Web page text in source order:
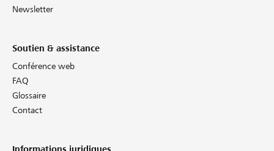
Newsletter
Soutien & assistance
Conférence web
FAQ
Glossaire
Contact
Informations juridiques